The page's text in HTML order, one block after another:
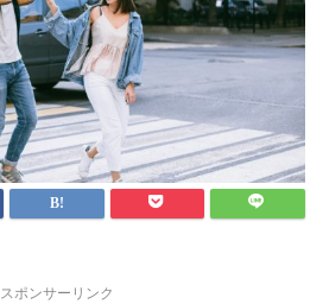
スポンサーリンク